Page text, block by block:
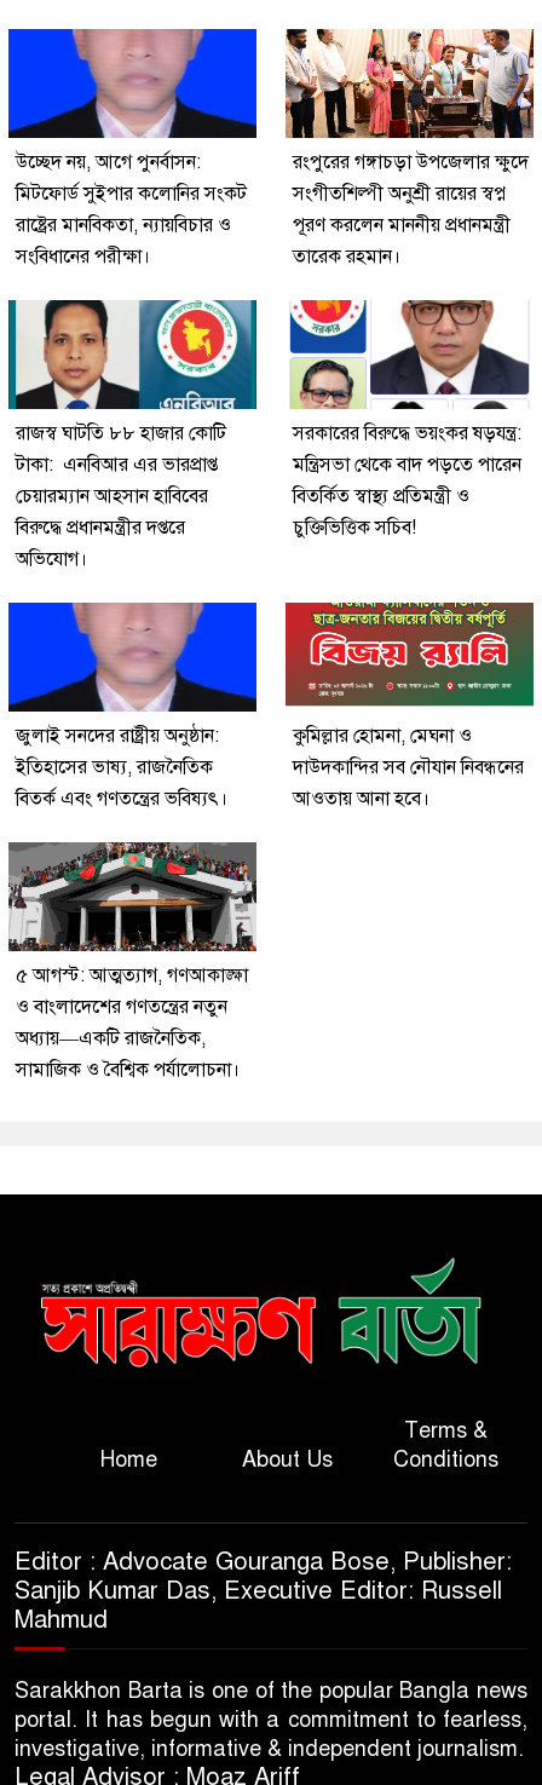
উচ্ছেদ নয়, আগে পুনর্বাসন:
মিটফোর্ড সুইপার কলোনির সংকট
রাষ্ট্রের মানবিকতা, ন্যায়বিচার ও
সংবিধানের পরীক্ষা।
রংপুরের গঙ্গাচড়া উপজেলার ক্ষুদে
সংগীতশিল্পী অনুশ্রী রায়ের স্বপ্ন
পূরণ করলেন মাননীয় প্রধানমন্ত্রী
তারেক রহমান।
রাজস্ব ঘাটতি ৮৮ হাজার কোটি
টাকা: এনবিআর এর ভারপ্রাপ্ত
চেয়ারম্যান আহসান হাবিবের
বিরুদ্ধে প্রধানমন্ত্রীর দপ্তরে
অভিযোগ।
সরকারের বিরুদ্ধে ভয়ংকর ষড়যন্ত্র:
মন্ত্রিসভা থেকে বাদ পড়তে পারেন
বিতর্কিত স্বাস্থ্য প্রতিমন্ত্রী ও
চুক্তিভিত্তিক সচিব!
জুলাই সনদের রাষ্ট্রীয় অনুষ্ঠান:
ইতিহাসের ভাষ্য, রাজনৈতিক
বিতর্ক এবং গণতন্ত্রের ভবিষ্যৎ।
কুমিল্লার হোমনা, মেঘনা ও
দাউদকান্দির সব নৌযান নিবন্ধনের
আওতায় আনা হবে।
৫ আগস্ট: আত্মত্যাগ, গণআকাঙ্ক্ষা
ও বাংলাদেশের গণতন্ত্রের নতুন
অধ্যায়—একটি রাজনৈতিক,
সামাজিক ও বৈশ্বিক পর্যালোচনা।
Home About Us
Terms &
Conditions
Editor : Advocate Gouranga Bose, Publisher:
Sanjib Kumar Das, Executive Editor: Russell
Mahmud
Sarakkhon Barta is one of the popular Bangla news
portal. It has begun with a commitment to fearless,
investigative, informative & independent journalism.
Legal Advisor : Moaz Ariff